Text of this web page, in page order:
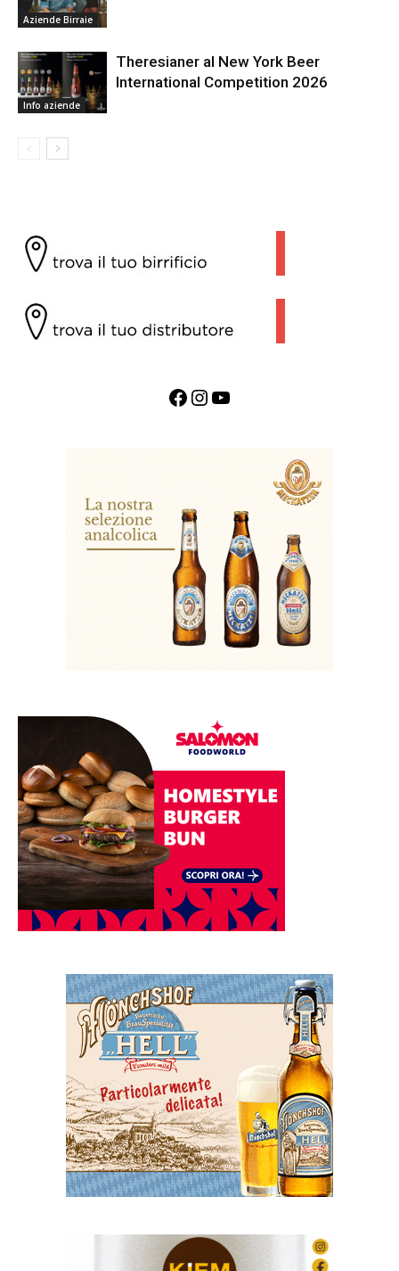
Aziende Birraie
Info aziende
Theresianer al New York Beer
International Competition 2026
Facebook InstagramYouTube